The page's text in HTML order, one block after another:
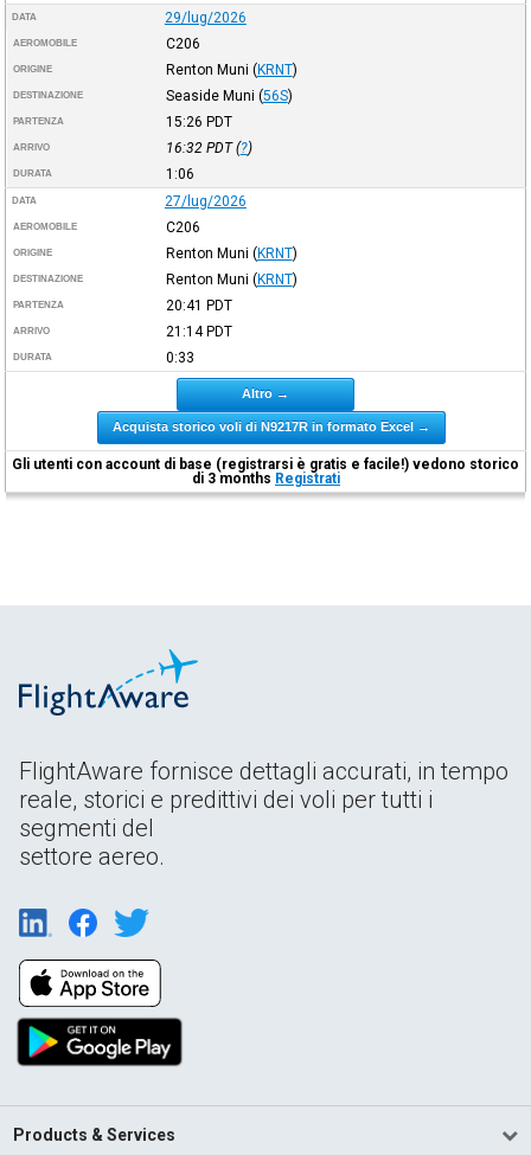
DATA 29/lug/2026
AEROMOBILE C206
ORIGINE Renton Muni (KRNT)
DESTINAZIONE Seaside Muni (56S)
PARTENZA 15:26 PDT
ARRIVO 16:32 PDT(?)
DURATA 1:06
DATA 27/lug/2026
AEROMOBILE C206
ORIGINE Renton Muni (KRNT)
DESTINAZIONE Renton Muni (KRNT)
PARTENZA 20:41 PDT
ARRIVO 21:14PDT
DURATA 0:33
Altro →
Acquista storico voli di N9217R in formato Excel →
Gli utenti con account di base (registrarsi è gratis e facile!) vedono storico
di 3 months Registrati
FlightAware fornisce dettagli accurati, in tempo
reale, storici e predittivi dei voli per tutti i
segmenti del
settore aereo.
Products & Services